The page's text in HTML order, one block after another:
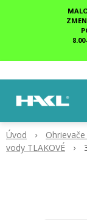
Úvod
vody TLAKOVÉ